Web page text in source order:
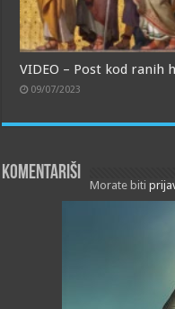
VIDEO – Post kod ranih
09/07/2023
Komentariši
Morate biti